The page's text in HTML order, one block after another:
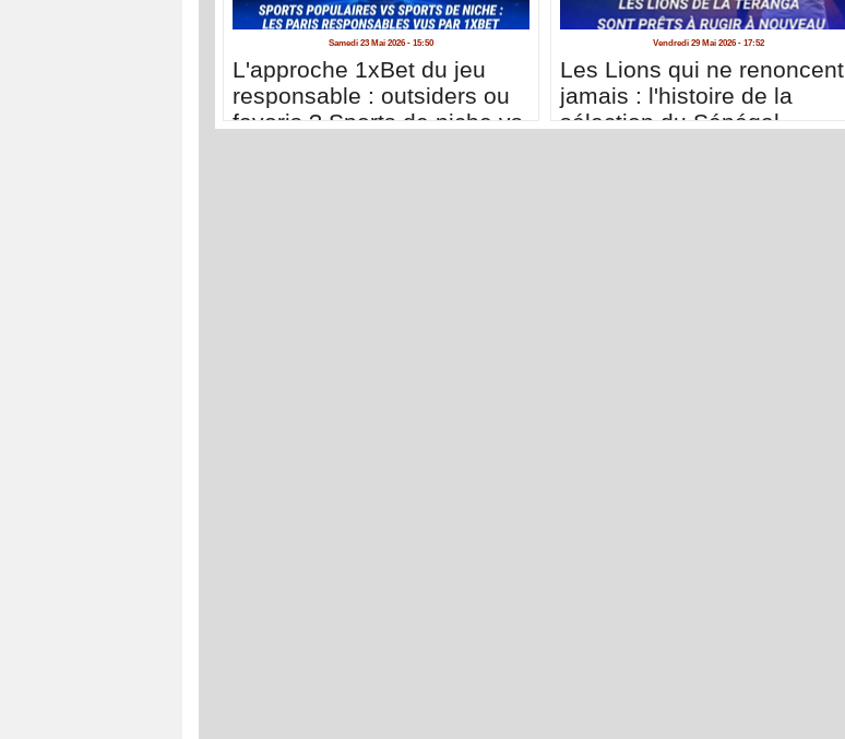
Samedi 23 Mai 2026 - 15:50
L'approche 1xBet du jeu
responsable : outsiders ou
favoris ? Sports de niche vs
Vendredi 29 Mai 2026 - 17:52
Les Lions qui ne renoncent
jamais : l'histoire de la
sélection du Sénégal